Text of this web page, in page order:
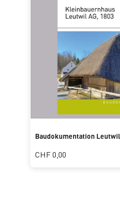
Baudokumentation Leutwil
CHF 0,00